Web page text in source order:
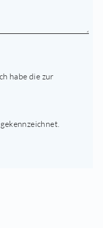
habe diezur